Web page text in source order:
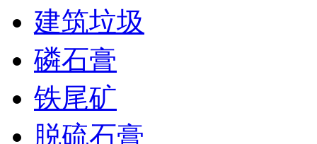
建筑垃圾
磷石膏
铁尾矿
脱硫石膏